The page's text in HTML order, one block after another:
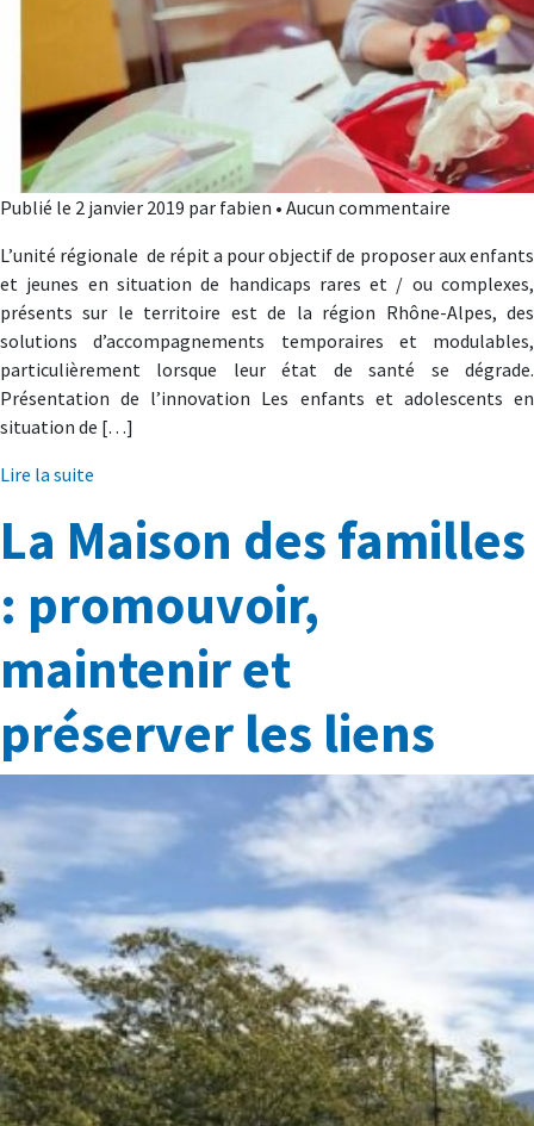
Publié le 2 janvier 2019 par fabien • Aucun commentaire
L’unité régionale de répit a pour objectif de proposer aux enfants
et jeunes en situation de handicaps rares et / ou complexes,
présents sur le territoire est de la région Rhône-Alpes, des
solutions d’accompagnements temporaires et modulables,
particulièrement lorsque leur état de santé se dégrade.
Présentation de l’innovation Les enfants et adolescents en
situation de […]
Lire la suite
La Maison des familles
: promouvoir,
maintenir et
préserver les liens